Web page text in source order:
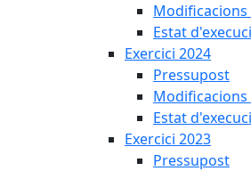
Estat
Exercici 2024
Pressupost
Estat
Exercici 2023
Pressupost